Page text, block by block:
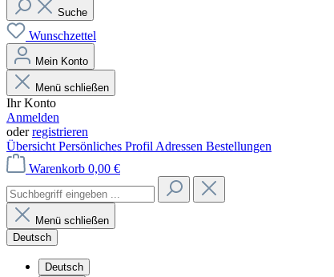
Suche
Wunschzettel
Mein Konto
Menü schließen
Ihr Konto
Anmelden
oderregistrieren
Übersicht Persönliches Profil Adressen Bestellungen
Warenkorb 0,00 €
Menü schließen
Deutsch
Deutsch